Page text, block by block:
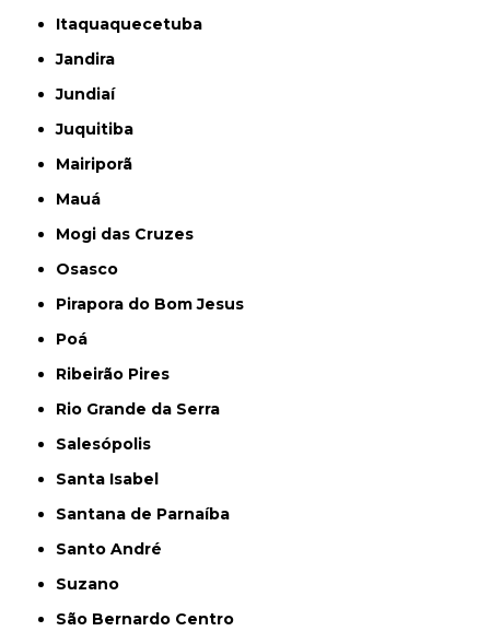
Itaquaquecetuba
Jandira
Jundiaí
Juquitiba
Mairiporã
Mauá
Mogi das Cruzes
Osasco
Pirapora do Bom Jesus
Poá
Ribeirão Pires
Rio Grande da Serra
Salesópolis
Santa Isabel
Santana de Parnaíba
Santo André
Suzano
São Bernardo Centro